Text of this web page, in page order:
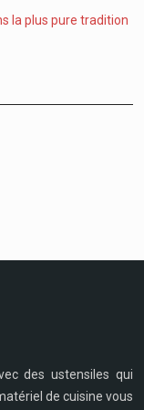
la plus pure tradition
des ustensiles qui
de cuisine vous